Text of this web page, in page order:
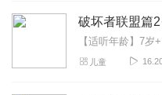
成语故事太好听了，
播声音好听，播讲精彩
2023-11-03
儿童